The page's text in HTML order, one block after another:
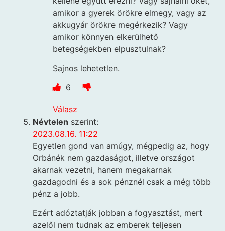
amikor a gyerek örökre elmegy, vagy az
akkugyár örökre megérkezik? Vagy
amikor könnyen elkerülhető
betegségekben elpusztulnak?
Sajnos lehetetlen.
6
Válasz
Névtelen szerint:
2023.08.16. 11:22
Egyetlen gond van amúgy, mégpedig az, hogy
Orbánék nem gazdaságot, illetve országot
akarnak vezetni, hanem megakarnak
gazdagodni és a sok pénznél csak a még több
pénz a jobb.
Ezért adóztatják jobban a fogyasztást, mert
azelől nem tudnak az emberek teljesen